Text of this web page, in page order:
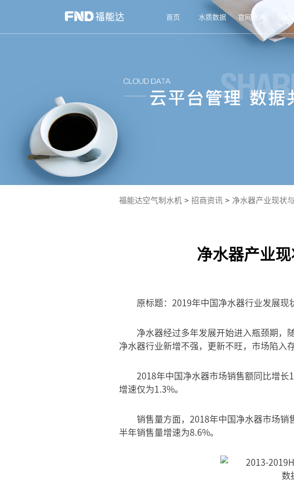
首页 水质数据 官网商城 招商
福能达空气制水机 > 招商资讯 > 净水器产业现状
净水器产业
原标题：2019年中国净水器行业发展现
净水器经过多年发展开始进入瓶颈期，
净水器行业新增不强，更新不旺，市场陷入
2018年中国净水器市场销售额同比增
增速仅为1.3%。
销售量方面，2018年中国净水器市场
半年销售量增速为8.6%。
数